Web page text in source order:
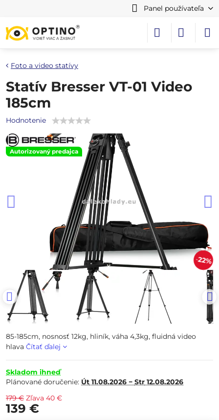
Panel používateľa
Autorizovaný predajca
22%
Foto a video statívy
Statív Bresser VT-01 Video
185cm
Hodnotenie
85-185cm, nosnosť 12kg, hliník, váha 4,3kg, fluidná video
hlava Čítať ďalej
Skladom ihneď
Plánované doručenie: Út 11.08.2026 − Str 12.08.2026
179 € Zľava 40 €
139 €